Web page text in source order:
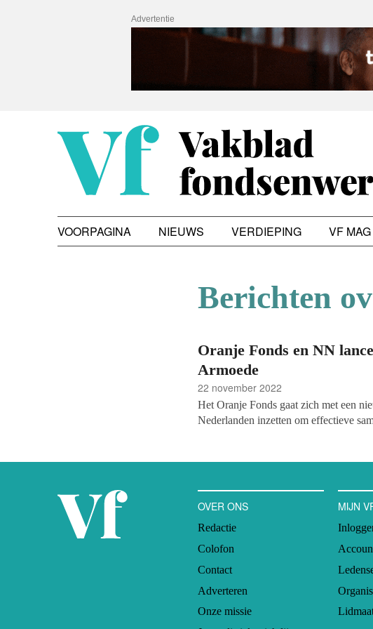
Advertentie
VOORPAGINA NIEUWS VERDIEPING VF
Berichten
Oranje Fonds en NN
Armoede
22 november 2022
Het Oranje Fonds gaat zich met een
Nederlanden inzetten om effectieve
OVER ONS
Redactie
Colofon
Contact
Adverteren
Onze missie
MIJN